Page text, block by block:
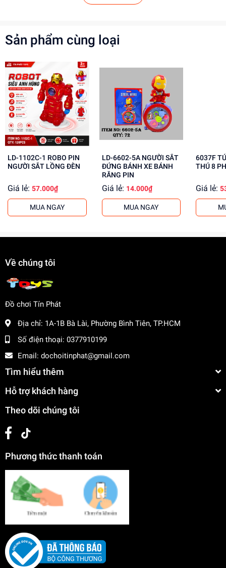
Hướng Dẫn Sử Dụng
Cho bé chơi dưới sự giám sát của người lớn
Tránh để bé nuốt hoặc hít các bộ phận nhỏ
Lợi Ích Phát Triển
Phát triển tư duy và trí tưởng tượng
Rèn luyện kỹ năng giải quyết vấn đề
Tăng cường khả năng sáng tạo
Mua ngay tạidochoitinphat.com, chúng tôi cung cấp giá sỉ
cho khách buôn. Liên hệ ngay để biết thêm thông tin!
Sản phẩm cùng loại
LD-1102C-1 ROBO PIN
NGƯỜI SẮT LỒNG ĐÈN
Giá lẻ: 57.000₫
MUA NGAY
LD-6602-5A NGƯỜI SẮT
ĐỨNG BÁNH XE BÁNH
RĂNG PIN
Giá lẻ: 14.000₫
MUA NGAY
6037F
THÚ 8
Giá lẻ:
Về chúng tôi
Đồ chơi Tín Phát
Địa chỉ: 1A-1B Bà Lài, Phường Bình Tiên, TP.HCM
Số điện thoại: 0377910199
Email: dochoitinphat@gmail.com
Tìm hiểu thêm
Hỗ trợ khách hàng
Theo dõi chúng tôi
Phương thức thanh toán